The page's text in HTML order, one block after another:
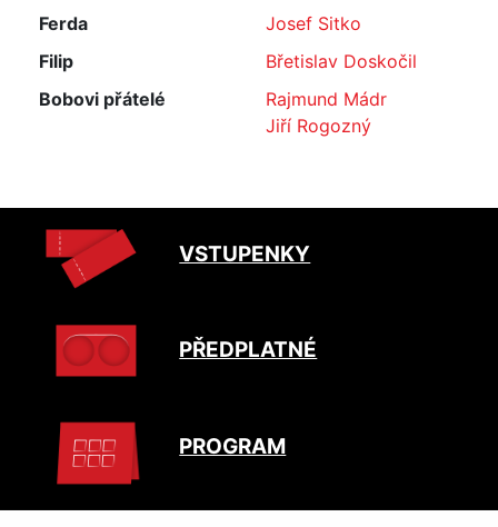
Ferda
Josef Sitko
Filip
Břetislav Doskočil
Bobovi přátelé
Rajmund Mádr
Jiří Rogozný
VSTUPENKY
PŘEDPLATNÉ
PROGRAM